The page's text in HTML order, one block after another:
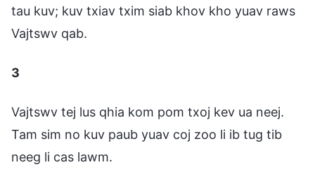
tau kuv; kuv txiav txim siab khov kho yuav raws
Vajtswv qab.
3
Vajtswv tej lus qhia kom pom txoj kev ua neej.
Tam sim no kuv paub yuav coj zoo li ib tug tib
neeg li cas lawm.